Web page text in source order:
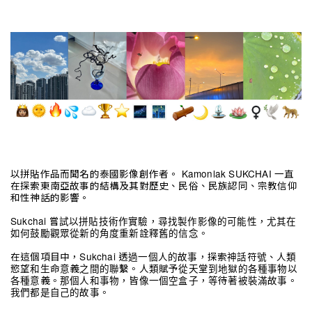
以拼貼作品而聞名的泰國影像創作者。 Kamonlak SUKCHAI 一直
在探索東南亞故事的結構及其對歷史、民俗、民族認同、宗教信仰
和性神話的影響。
Sukchai 嘗試以拼貼技術作實驗，尋找製作影像的可能性，尤其在
如何鼓勵觀眾從新的角度重新詮釋舊的信念。
在這個項目中，Sukchai 透過一個人的故事，探索神話符號、人類
慾望和生命意義之間的聯繫。人類賦予從天堂到地獄的各種事物以
各種意義。那個人和事物，皆像一個空盒子，等待著被裝滿故事。
我們都是自己的故事。